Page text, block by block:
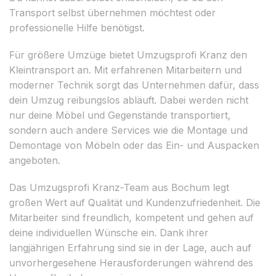
Transport selbst übernehmen möchtest oder
professionelle Hilfe benötigst.
Für größere Umzüge bietet Umzugsprofi Kranz den
Kleintransport an. Mit erfahrenen Mitarbeitern und
moderner Technik sorgt das Unternehmen dafür, dass
dein Umzug reibungslos abläuft. Dabei werden nicht
nur deine Möbel und Gegenstände transportiert,
sondern auch andere Services wie die Montage und
Demontage von Möbeln oder das Ein- und Auspacken
angeboten.
Das Umzugsprofi Kranz-Team aus Bochum legt
großen Wert auf Qualität und Kundenzufriedenheit. Die
Mitarbeiter sind freundlich, kompetent und gehen auf
deine individuellen Wünsche ein. Dank ihrer
langjährigen Erfahrung sind sie in der Lage, auch auf
unvorhergesehene Herausforderungen während des